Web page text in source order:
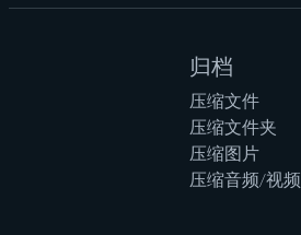
归档
压缩文件
压缩文件夹
压缩图片
压缩音频/视频